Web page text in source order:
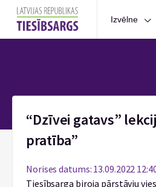
Izvēlne
“Dzīvei gatavs”
pratība”
Norises datums: 13.09.2022
Tiesībsarga biroja pārstāvju